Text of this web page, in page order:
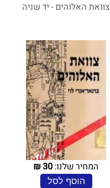
צוואת האלוהים - יד שניה
המחיר שלנו:30
₪
הוסף לסל